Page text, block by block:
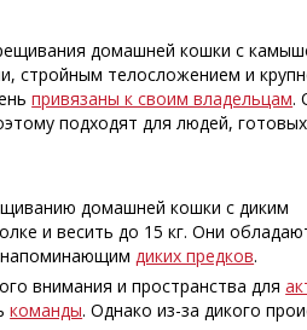
домашней кошки с
стройным телосложением и
привязаны к своим владельцам.
подходят для людей,
домашней кошки с диким
и весить до 15 кг. Они
напоминающимдиких предков.
внимания и пространства для
команды. Однако из-за дикого